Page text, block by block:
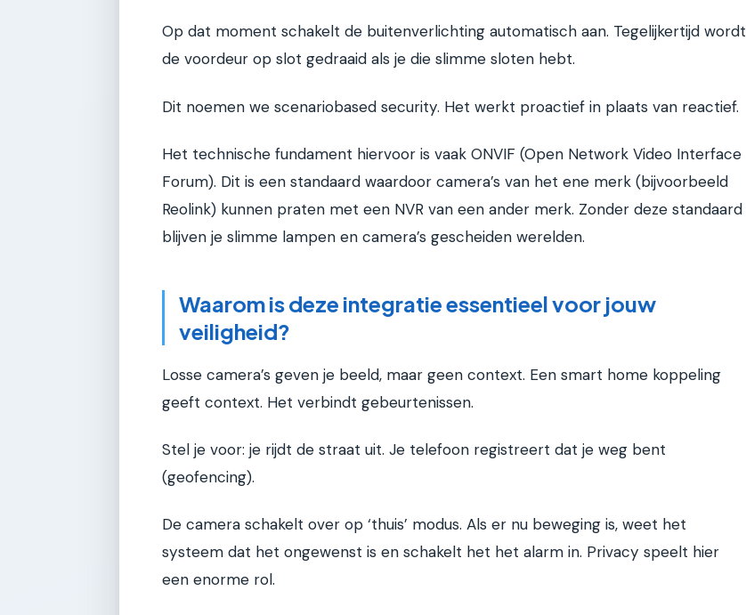
Op dat moment schakelt de buitenverlichting automatisch aan. Tegelijkertijd wordt
de voordeur op slot gedraaid als je die slimme sloten hebt.
Dit noemen we scenariobased security. Het werkt proactief in plaats van reactief.
Het technische fundament hiervoor is vaak ONVIF (Open Network Video Interface
Forum). Dit is een standaard waardoor camera’s van het ene merk (bijvoorbeeld
Reolink) kunnen praten met een NVR van een ander merk. Zonder deze standaard
blijven je slimme lampen en camera’s gescheiden werelden.
Waarom is deze integratie essentieel voor jouw
veiligheid?
Losse camera’s geven je beeld, maar geen context. Een smart home koppeling
geeft context. Het verbindt gebeurtenissen.
Stel je voor: je rijdt de straat uit. Je telefoon registreert dat je weg bent
(geofencing).
De camera schakelt over op ‘thuis’ modus. Als er nu beweging is, weet het
systeem dat het ongewenst is en schakelt het het alarm in. Privacy speelt hier
een enorme rol.